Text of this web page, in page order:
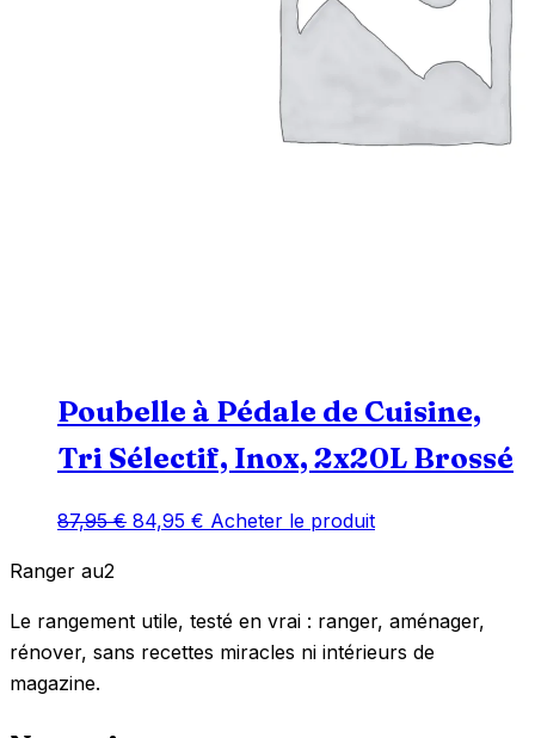
Poubelle à Pédale de Cuisine,
Tri Sélectif, Inox, 2x20L Brossé
87,95€ Le
était :
87,95 €.
84,95 € Le
est :
84,95 €.
Acheter le produit
Ranger au2
Le rangement utile, testé en vrai : ranger, aménager,
rénover, sans recettes miracles ni intérieurs de
magazine.